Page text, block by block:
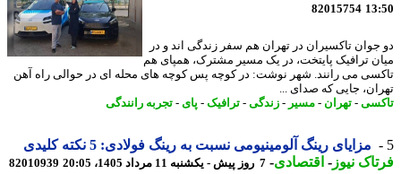
82015754
تاکسیران در تهران هم سفر زندگی اند و در
ترافیک پایتخت، در یک مسیر مشترک، همپای هم
می رانند. شهر نوشت: در کوچه پس کوچه های محله ای در حوالی راه آهن
جایی که صدای ...
-تهران- مسیر-زندگی-ترافیک -پای-تجربه رانندگی
مزایای رینگ آلومینیومی نسبت به رینگ فولادی: 5 نکته کلیدی
نیوز-اقتصادی-7 روز پیش - یکشنبه 11 مرداد 1405، 20:05 82010939